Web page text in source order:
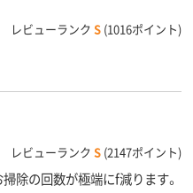
レビューランク S (1016ポイント)
レビューランク S (2147ポイント)
除の回数が極端にf減ります。